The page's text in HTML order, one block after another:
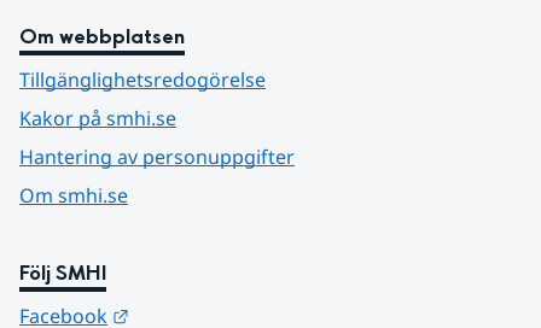
Om webbplatsen
Tillgänglighetsredogörelse
Kakor på smhi.se
Hantering av personuppgifter
Om smhi.se
Följ SMHI
Facebook